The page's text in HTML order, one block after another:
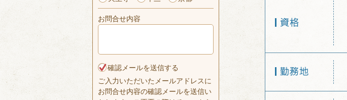
お問合せ内容
確認メールを送信する
ご入力いただいたメールアドレスに
お問合せ内容の確認メールを送信い